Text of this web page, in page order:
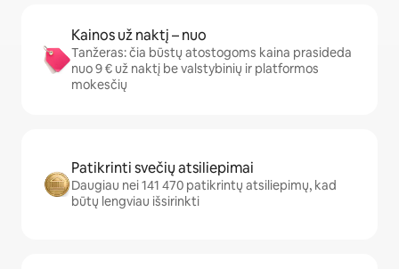
Kainos už naktį – nuo
Tanžeras: čia būstų atostogoms kaina prasideda
nuo 9 € už naktį be valstybinių ir platformos
mokesčių
Patikrinti svečių atsiliepimai
Daugiau nei 141 470 patikrintų atsiliepimų, kad
būtų lengviau išsirinkti